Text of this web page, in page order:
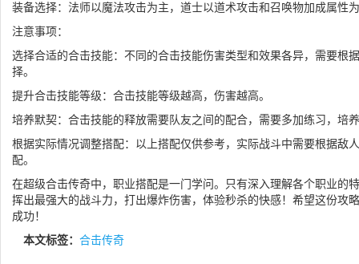
装备选择：法师以魔法攻击为主，道士以道术攻击和召唤物加成属性
注意事项：
选择合适的合击技能：不同的合击技能伤害类型和效果各异，需要根
择。
提升合击技能等级：合击技能等级越高，伤害越高。
培养默契：合击技能的释放需要队友之间的配合，需要多加练习，培
根据实际情况调整搭配：以上搭配仅供参考，实际战斗中需要根据敌
配。
在超级合击传奇中，职业搭配是一门学问。只有深入理解各个职业的
挥出最强大的战斗力，打出爆炸伤害，体验秒杀的快感！希望这份攻
成功！
本文标签： 合击传奇